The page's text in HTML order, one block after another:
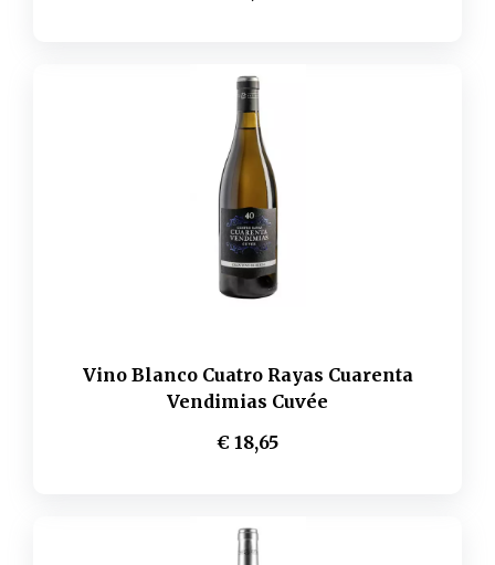
Vino Blanco Cuatro Rayas Cuarenta
Vendimias Cuvée
€ 18,65